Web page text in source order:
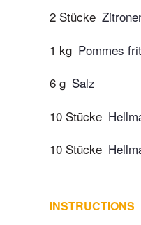
2 Stücke
1 kg Pommes
6 g Salz
10 Stücke
10 Stücke
INSTRUCTIONS